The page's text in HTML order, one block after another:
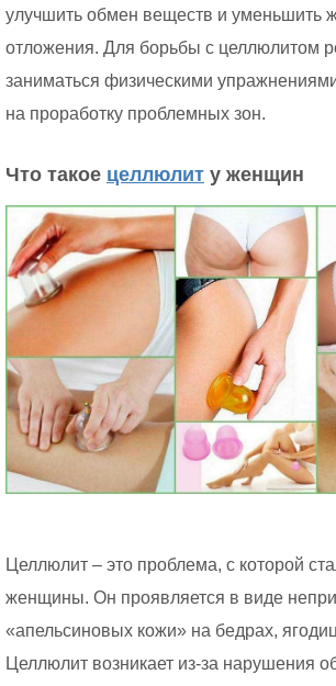
улучшить обмен веществ и уменьшить
отложения. Для борьбы с целлюлитом
заниматься физическими
на проработку проблемных зон.
Что такое целлюлит у женщин
Целлюлит – это проблема, с которой
женщины. Он проявляется в виде
«апельсиновых кожи» на бедрах,
Целлюлит возникает из-за нарушения